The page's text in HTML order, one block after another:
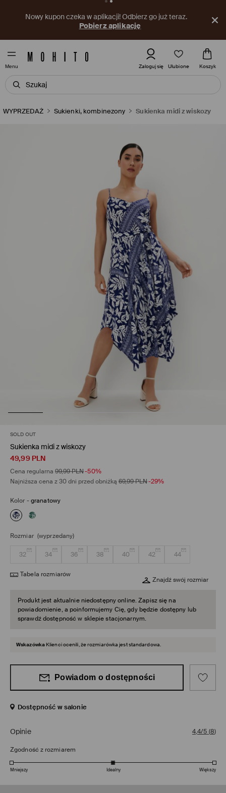
Nowy kupon czeka w aplikacji! Odbierz go już teraz.
Pobierz aplikację
Menu Zaloguj się Ulubione Koszyk
WYPRZEDAŻ Sukienki, kombinezony Sukienka midi z wiskozy
SOLD OUT
Sukienka midi z wiskozy
49,99 PLN
Cena regularna 99,99PLN-50%
Najniższa cena z 30 dni przed obniżką 69,99PLN-29%
Kolor -granatowy
Rozmiar (wyprzedany)
32 34 36 38 40 42 44
Tabela rozmiarów
Znajdź swój rozmiar
Produkt jest aktualnie niedostępny online. Zapisz się na
powiadomienie, a poinformujemy Cię, gdy będzie dostępny lub
sprawdź dostępność w sklepie stacjonarnym.
Wskazówka Klienci ocenili, że rozmiarówka jest standardowa.
Powiadom o dostępności
Dostępność w salonie
Opinie 4,4/5 (8)
Zgodność z rozmiarem
Mniejszy Idealny Większy